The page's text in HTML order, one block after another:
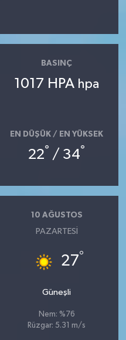
BASINÇ
1017 HPA hpa
EN DÜŞÜK / EN YÜKSEK
22° / 34°
10 AĞUSTOS
PAZARTESI
27°
Güneşli
Nem: %76
Rüzgar: 5.31 m/s